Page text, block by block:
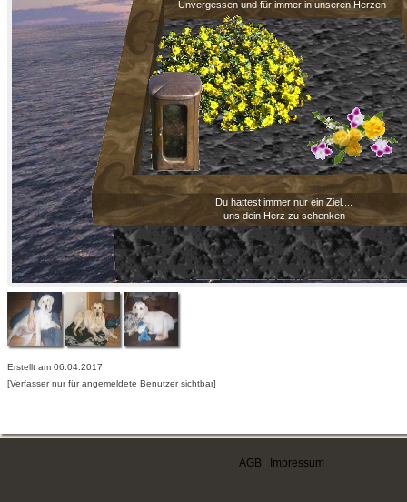
Unvergessen und für immer in unseren Herzen
Du hattest immer nur ein Ziel....
uns dein Herz zu schenken
Erstellt am 06.04.2017,
[Verfasser nur für angemeldete Benutzer sichtbar]
AGB Impressum